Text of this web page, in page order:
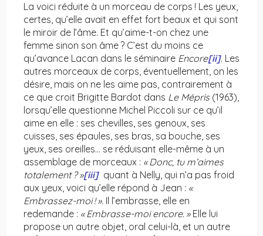
La voici réduite à un morceau de corps ! Les yeux,
certes, qu’elle avait en effet fort beaux et qui sont
le miroir de l’âme. Et qu’aime-t-on chez une
femme sinon son âme ? C’est du moins ce
qu’avance Lacan dans le séminaire Encore[ii]. Les
autres morceaux de corps, éventuellement, on les
désire, mais on ne les aime pas, contrairement à
ce que croit Brigitte Bardot dans Le Mépris (1963),
lorsqu’elle questionne Michel Piccoli sur ce qu’il
aime en elle : ses chevilles, ses genoux, ses
cuisses, ses épaules, ses bras, sa bouche, ses
yeux, ses oreilles… se réduisant elle-même à un
assemblage de morceaux : « Donc, tu m’aimes
totalement ? »[iii] quant à Nelly, qui n’a pas froid
aux yeux, voici qu’elle répond à Jean : «
Embrassez-moi ! ». Il l’embrasse, elle en
redemande : « Embrasse-moi encore. » Elle lui
propose un autre objet, oral celui-là, et un autre